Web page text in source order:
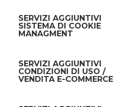
SERVIZI AGGIUNTIVI
SISTEMA DI COOKIE
MANAGMENT
SERVIZI AGGIUNTIVI
CONDIZIONI DI USO /
VENDITA E-COMMERCE